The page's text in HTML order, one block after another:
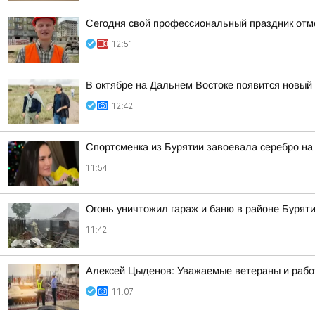
Сегодня свой профессиональный праздник
12:51
В октябре на Дальнем Востоке появится
12:42
Спортсменка из Бурятии завоевала серебро
11:54
Огонь уничтожил гараж и баню в районе
11:42
Алексей Цыденов: Уважаемые ветераны и
11:07